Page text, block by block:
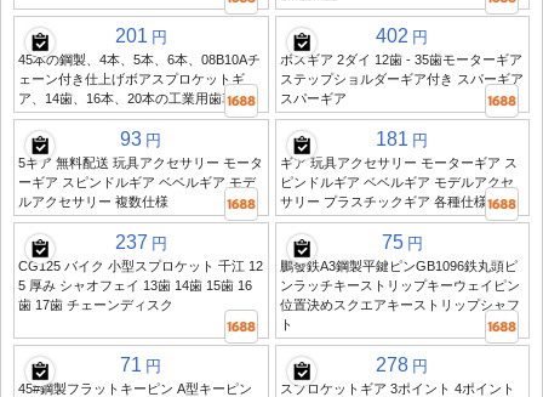
201 円
45本の鋼製、4本、5本、6本、08B10Aチ
ェーン付き仕上げボアスプロケットギ
ア、14歯、16本、20本の工業用歯車
402 円
ボスギア 2ダイ 12歯 - 35歯モーターギア
ステップショルダーギア付き スパーギア
スパーギア
93 円
5ギア 無料配送 玩具アクセサリー モータ
ーギア スピンドルギア ベベルギア モデ
ルアクセサリー 複数仕様
181 円
ギア 玩具アクセサリー モーターギア ス
ピンドルギア ベベルギア モデルアクセ
サリー プラスチックギア 各種仕様
237 円
CG125 バイク 小型スプロケット 千江 12
5 厚み シャオフェイ 13歯 14歯 15歯 16
歯 17歯 チェーンディスク
75 円
鵬發鉄A3鋼製平鍵ピンGB1096鉄丸頭ピ
ンラッチキーストリップキーウェイピン
位置決めスクエアキーストリップシャフ
ト
71 円
45#鋼製フラットキーピン A型キーピン
278 円
スプロケットギア 3ポイント 4ポイント